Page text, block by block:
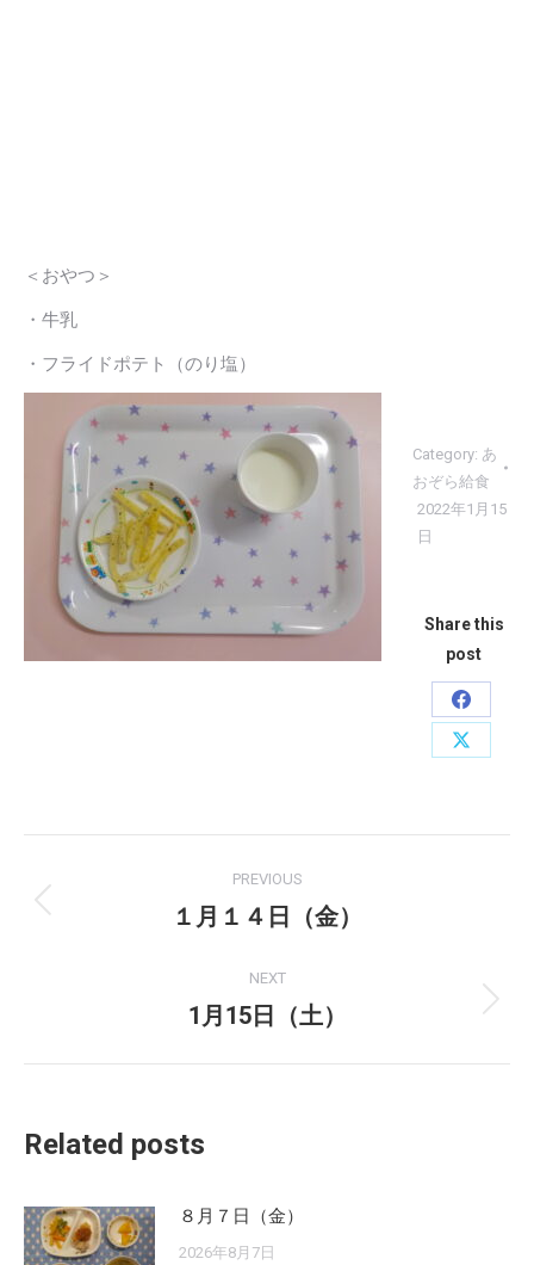
＜おやつ＞
・牛乳
・フライドポテト（のり塩）
Category: あ
おぞら給食
2022年1月15
日
Share this
post
Share
on
Share
navigation
PREVIOUS
Previous
１月１４日（金）
NEXT
Next
1月15日（土）
Related posts
８月７日（金）
2026年8月7日